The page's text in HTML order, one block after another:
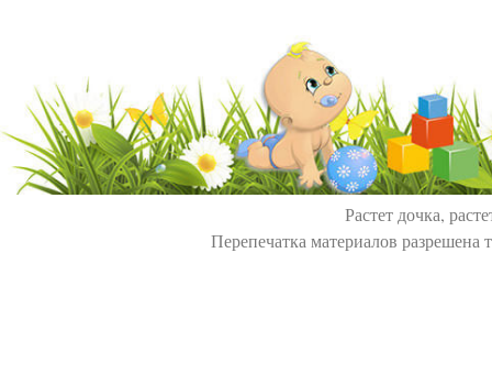
Растет дочка,
Перепечатка материалов разрешена